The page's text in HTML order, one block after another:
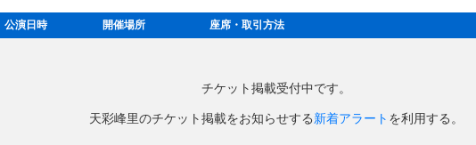
公演日時 開催場所 座席・取引方法
チケット掲載受付中です。
天彩峰里のチケット掲載をお知らせする新着アラート を利用する。